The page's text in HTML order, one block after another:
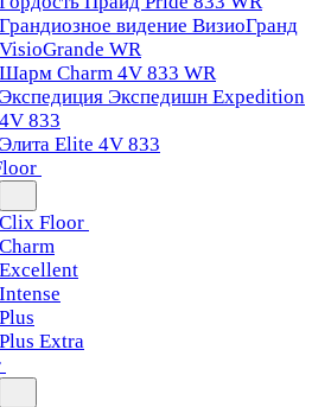
Грандиозное видение ВизиоГранд
VisioGrande WR
Шарм Charm 4V 833 WR
Экспедиция Экспедишн Expedition
4V 833
Элита Elite 4V 833
Clix Floor
Charm
Excellent
Intense
Plus
Plus Extra